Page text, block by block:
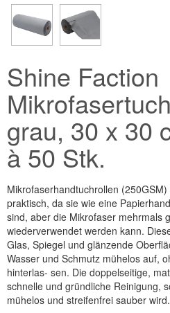
Shine Faction
grau, 30 x 30
à 50 Stk.
Mikrofaserhandtuchrollen
praktisch, da sie wie eine
sind, aber die Mikrofaser mehrmals
wiederverwendet werden kann.
Glas, Spiegel und glänzende
Wasser und Schmutz mühelos auf,
hinterlas- sen. Die doppelseitige,
schnelle und gründliche Reinigung,
mühelos und streifenfrei sauber wird.